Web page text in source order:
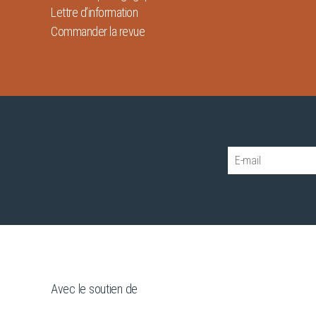
Lettre d’information
Commander la revue
Avec le soutien de